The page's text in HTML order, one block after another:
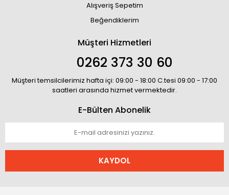
Alışveriş Sepetim
Beğendiklerim
Müşteri Hizmetleri
0262 373 30 60
Müşteri temsilcilerimiz hafta içi: 09:00 - 18:00 C.tesi 09:00 - 17:00
saatleri arasında hizmet vermektedir.
E-Bülten Abonelik
KAYDOL